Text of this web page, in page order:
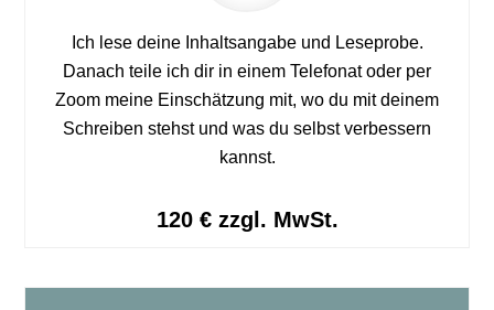
Ich lese deine Inhaltsangabe und Leseprobe.
Danach teile ich dir in einem Telefonat oder per
Zoom meine Einschätzung mit, wo du mit deinem
Schreiben stehst und was du selbst verbessern
kannst.
120 € zzgl. MwSt.